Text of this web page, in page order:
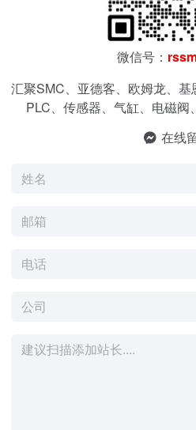
微信号：
汇聚SMC、亚德客、欧姆龙、
PLC、传感器、气缸、电磁阀
在线